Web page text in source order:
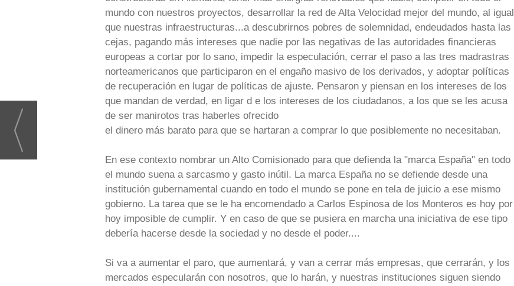
mundo con nuestros proyectos, desarrollar la red de Alta Velocidad mejor del mundo, al igual
que nuestras infraestructuras...a descubrirnos pobres de solemnidad, endeudados hasta las
cejas, pagando más intereses que nadie por las negativas de las autoridades financieras
europeas a cortar por lo sano, impedir la especulación, cerrar el paso a las tres madrastras
norteamericanos que participaron en el engaño masivo de los derivados, y adoptar políticas
de recuperación en lugar de políticas de ajuste. Pensaron y piensan en los intereses de los
que mandan de verdad, en ligar d e los intereses de los ciudadanos, a los que se les acusa
de ser manirotos tras haberles ofrecido
el dinero más barato para que se hartaran a comprar lo que posiblemente no necesitaban.
En ese contexto nombrar un Alto Comisionado para que defienda la "marca España" en todo
el mundo suena a sarcasmo y gasto inútil. La marca España no se defiende desde una
institución gubernamental cuando en todo el mundo se pone en tela de juicio a ese mismo
gobierno. La tarea que se le ha encomendado a Carlos Espinosa de los Monteros es hoy por
hoy imposible de cumplir. Y en caso de que se pusiera en marcha una iniciativa de ese tipo
debería hacerse desde la sociedad y no desde el poder....
Si va a aumentar el paro, que aumentará, y van a cerrar más empresas, que cerrarán, y los
mercados especularán con nosotros, que lo harán, y nuestras instituciones siguen siendo